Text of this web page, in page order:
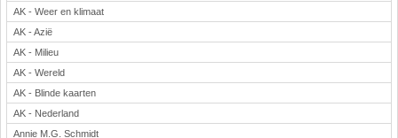
Kinder-/Jeugdboeken
Lente
Onderbouw PO
Pasen
Voetbal
AK - Weer en klimaat
AK - Azië
AK - Milieu
AK - Wereld
AK - Blinde kaarten
AK - Nederland
Annie M.G. Schmidt